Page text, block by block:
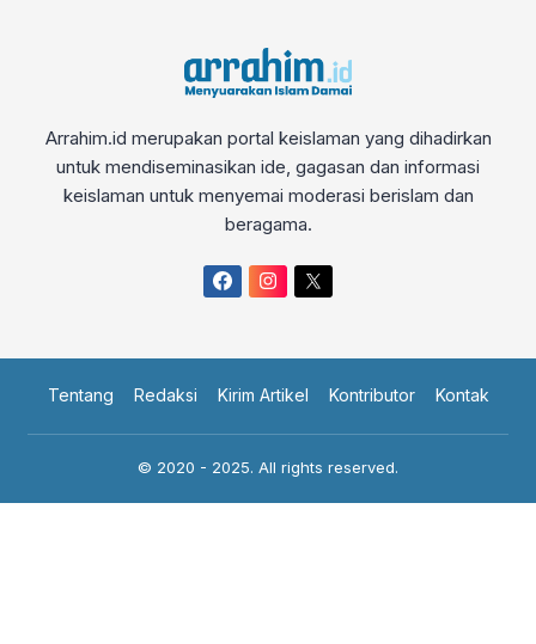
Arrahim.id merupakan portal keislaman yang dihadirkan
untuk mendiseminasikan ide, gagasan dan informasi
keislaman untuk menyemai moderasi berislam dan
beragama.
Tentang Redaksi Kirim Artikel Kontributor Kontak
© 2020 - 2025. All rights reserved.